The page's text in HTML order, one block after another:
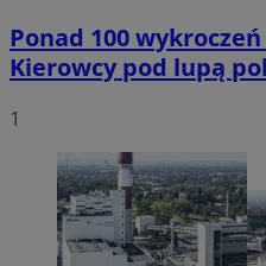
Ponad 100
Kierowcy pod lupą
1